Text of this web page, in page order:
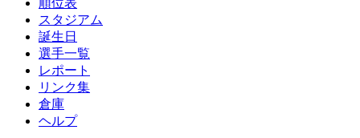
順位表
スタジアム
誕生日
選手一覧
レポート
リンク集
倉庫
ヘルプ